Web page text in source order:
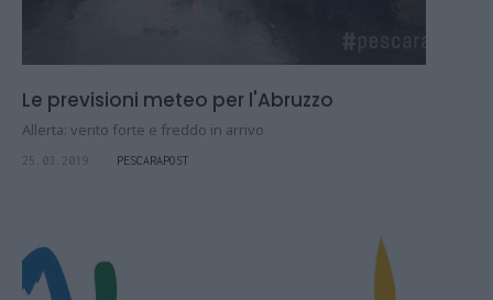
Le previsioni meteo per l'Abruzzo
Allerta: vento forte e freddo in arrivo
25.03.2019 PESCARAPOST